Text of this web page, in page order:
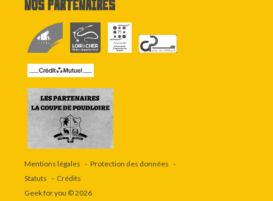
Nos partenaires
Mentions légales
Protection des données
Statuts
Crédits
Geek for you © 2026